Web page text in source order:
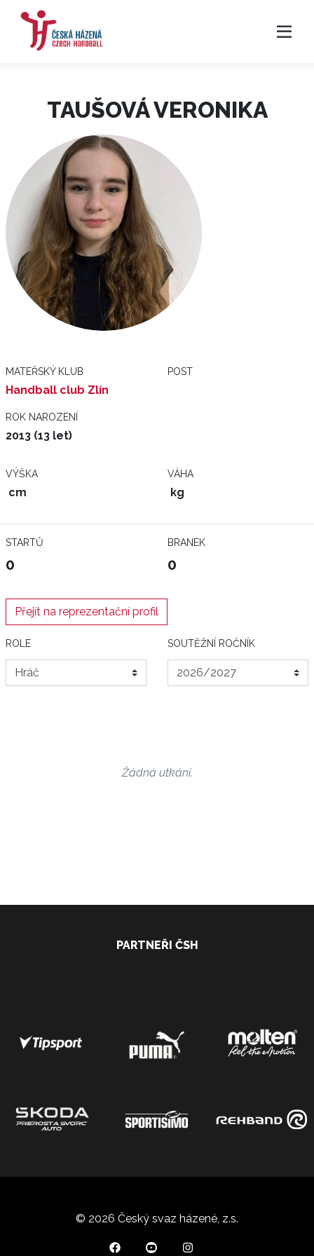
TAUŠOVÁ VERONIKA
MATEŘSKÝ KLUB
Handball club Zlín
POST
ROK NAROZENÍ
2013 (13 let)
VÝŠKA
cm
VÁHA
kg
STARTŮ
0
BRANEK
0
Přejít na reprezentační profil
ROLE SOUTĚŽNÍ ROČNÍK
Žádná utkání.
PARTNEŘI ČSH
© 2026 Český svaz házené, z.s.